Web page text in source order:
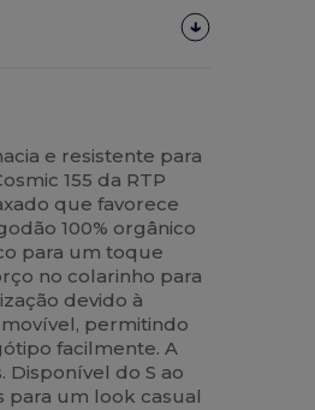
e resistente para
155 da RTP
que favorece
100% orgânico
para um toque
no colarinho para
devido à
permitindo
facilmente. A
do S ao
para um look casual